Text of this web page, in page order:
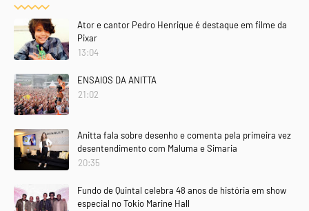
Ator e cantor Pedro Henrique é destaque em filme da
Pixar
13:04
ENSAIOS DA ANITTA
21:02
Anitta fala sobre desenho e comenta pela primeira vez
desentendimento com Maluma e Simaria
20:35
Fundo de Quintal celebra 48 anos de história em show
especial no Tokio Marine Hall